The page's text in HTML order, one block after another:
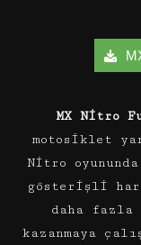
MX Nitro
motosiklet
Nitro
gösterişli
daha fazla
kazanmaya